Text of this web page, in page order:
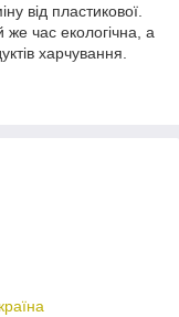
від пластикової.
же час екологічна, а
харчування.
– кондитерських
виробників: